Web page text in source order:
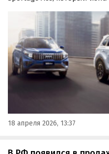
на одном из сайтов
от 3 091 000 рублей,
дня».
18 апреля 2026, 13:37